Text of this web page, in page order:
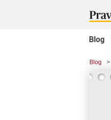
Blog
Blog >